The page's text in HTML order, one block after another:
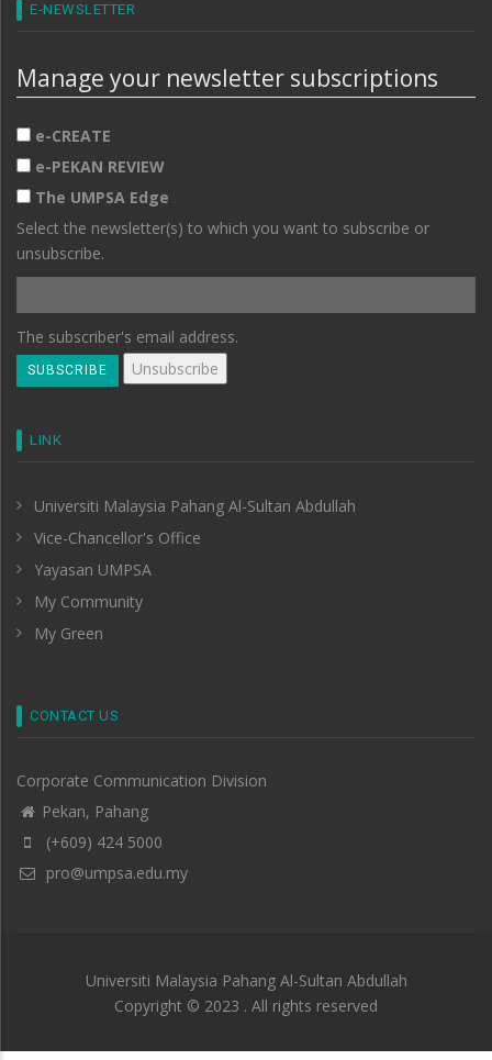
E-NEWSLETTER
Manage your newsletter subscriptions
e-CREATE
e-PEKAN REVIEW
The UMPSA Edge
Select the newsletter(s) to which you want to subscribe or
unsubscribe.
The subscriber's email address.
LINK
Universiti Malaysia Pahang Al-Sultan Abdullah
Vice-Chancellor's Office
Yayasan UMPSA
My Community
My Green
CONTACT US
Corporate Communication Division
Pekan, Pahang
(+609) 424 5000
pro@umpsa.edu.my
Universiti Malaysia Pahang Al-Sultan Abdullah
Copyright © 2023 . All rights reserved